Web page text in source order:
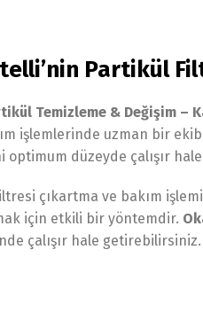
Partikül
Temizleme & Değişim –
işlemlerinde uzman bir
optimum düzeyde çalışır
çıkartma ve bakım
için etkili bir yöntemdir.
çalışır hale getirebilirsiniz.